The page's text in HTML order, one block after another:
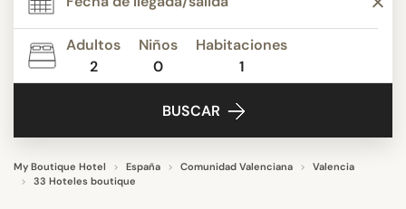
Contacto
Adultos
2
Niños
0
Habitaciones
1
BUSCAR
My Boutique Hotel España Comunidad Valenciana
Valencia
33 Hoteles boutique
TEMÁTICA
ESTRELLAS